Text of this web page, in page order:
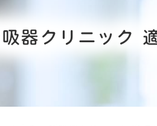
器クリニック